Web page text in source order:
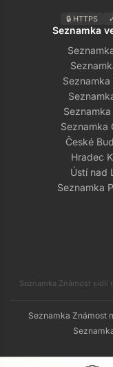
🔒 HTTPS
Seznamka
Seznamka
České
Hradec
Ústí nad
Seznamka
Seznamka Známost sídlí
Seznamka Známost